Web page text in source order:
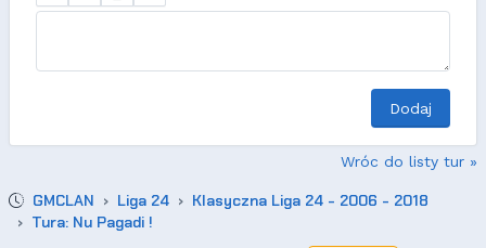
Dodaj
Wróc do listy tur »
GMCLAN Liga 24
Klasyczna Liga 24 - 2006 - 2018
Tura: Nu Pagadi !